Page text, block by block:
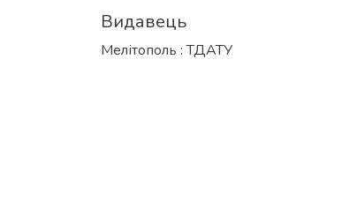
Видавець
Мелітополь : ТДАТУ